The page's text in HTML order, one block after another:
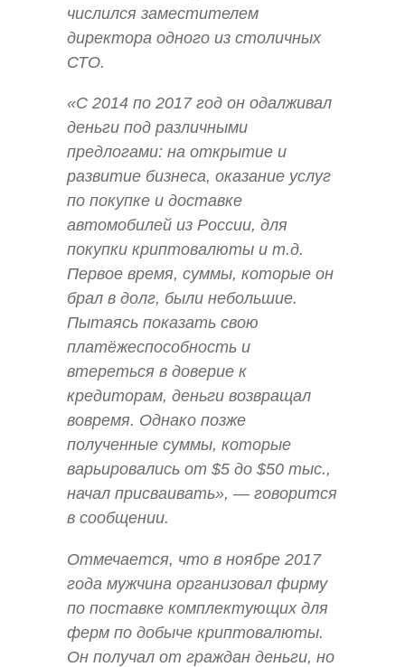
числился заместителем
директора одного из столичных
СТО.
«С 2014 по 2017 год он одалживал
деньги под различными
предлогами: на открытие и
развитие бизнеса, оказание услуг
по покупке и доставке
автомобилей из России, для
покупки криптовалюты и т.д.
Первое время, суммы, которые он
брал в долг, были небольшие.
Пытаясь показать свою
платёжеспособность и
втереться в доверие к
кредиторам, деньги возвращал
вовремя. Однако позже
полученные суммы, которые
варьировались от $5 до $50 тыс.,
начал присваивать», — говорится
в сообщении.
Отмечается, что в ноябре 2017
года мужчина организовал фирму
по поставке комплектующих для
ферм по добыче криптовалюты.
Он получал от граждан деньги, но